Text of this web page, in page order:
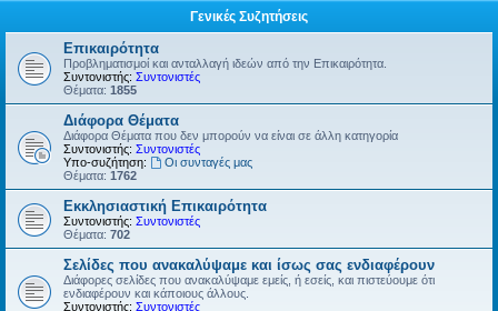
Γενικές Συζητήσεις
Επικαιρότητα
Προβληματισμοί και ανταλλαγή ιδεών από την Επικαιρότητα.
Συντονιστής: Συντονιστές
Θέματα: 1855
Διάφορα Θέματα
Διάφορα Θέματα που δεν μπορούν να είναι σε άλλη κατηγορία
Συντονιστής: Συντονιστές
Υπο-συζήτηση:
Οι συνταγές μας
Θέματα: 1762
Εκκλησιαστική Επικαιρότητα
Συντονιστής: Συντονιστές
Θέματα: 702
Σελίδες που ανακαλύψαμε και ίσως σας ενδιαφέρουν
Διάφορες σελίδες που ανακαλύψαμε εμείς, ή εσείς, και πιστεύουμε ότι
ενδιαφέρουν και κάποιους άλλους.
Συντονιστής: Συντονιστές